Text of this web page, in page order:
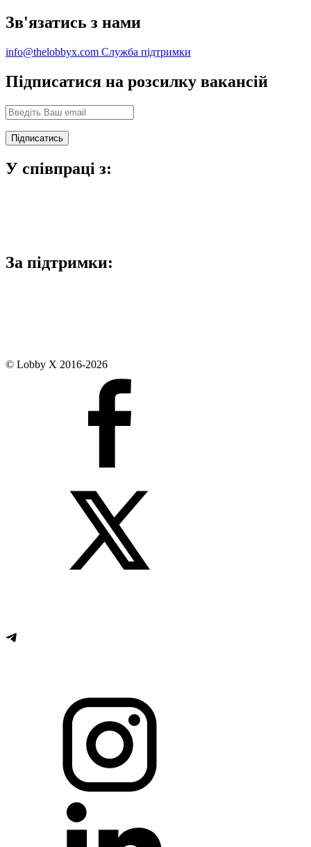
Зв'язатись з нами
info@thelobbyx.com Служба підтримки
Підписатися на розсилку вакансій
У співпраці з:
За підтримки:
© Lobby X 2016-2026